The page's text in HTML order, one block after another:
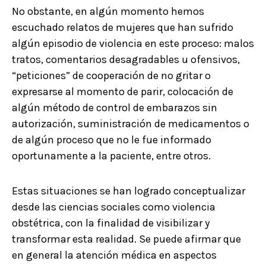
No obstante, en algún momento hemos
escuchado relatos de mujeres que han sufrido
algún episodio de violencia en este proceso: malos
tratos, comentarios desagradables u ofensivos,
“peticiones” de cooperación de no gritar o
expresarse al momento de parir, colocación de
algún método de control de embarazos sin
autorización, suministración de medicamentos o
de algún proceso que no le fue informado
oportunamente a la paciente, entre otros.
Estas situaciones se han logrado conceptualizar
desde las ciencias sociales como violencia
obstétrica, con la finalidad de visibilizar y
transformar esta realidad. Se puede afirmar que
en general la atención médica en aspectos